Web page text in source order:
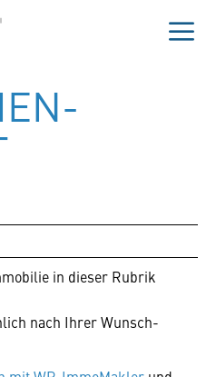
in dieser Rubrik
nach Ihrer Wunsch-